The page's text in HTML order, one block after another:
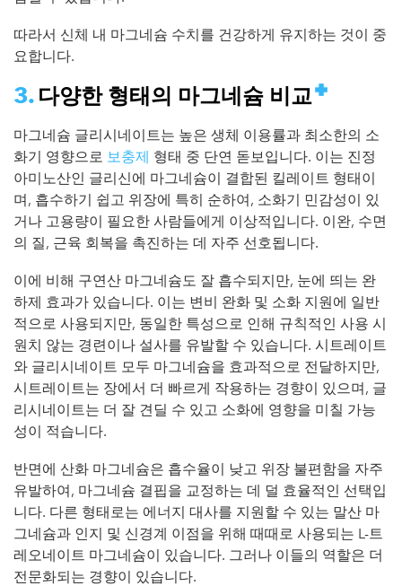
따라서 신체 내 마그네슘 수치를 건강하게 유지하는 것이 중
요합니다.
다양한 형태의 마그네슘 비교
마그네슘 글리시네이트는 높은 생체 이용률과 최소한의 소
화기 영향으로 보충제 형태 중 단연 돋보입니다. 이는 진정
아미노산인 글리신에 마그네슘이 결합된 킬레이트 형태이
며, 흡수하기 쉽고 위장에 특히 순하여, 소화기 민감성이 있
거나 고용량이 필요한 사람들에게 이상적입니다. 이완, 수면
의 질, 근육 회복을 촉진하는 데 자주 선호됩니다.
이에 비해 구연산 마그네슘도 잘 흡수되지만, 눈에 띄는 완
하제 효과가 있습니다. 이는 변비 완화 및 소화 지원에 일반
적으로 사용되지만, 동일한 특성으로 인해 규칙적인 사용 시
원치 않는 경련이나 설사를 유발할 수 있습니다. 시트레이트
와 글리시네이트 모두 마그네슘을 효과적으로 전달하지만,
시트레이트는 장에서 더 빠르게 작용하는 경향이 있으며, 글
리시네이트는 더 잘 견딜 수 있고 소화에 영향을 미칠 가능
성이 적습니다.
반면에 산화 마그네슘은 흡수율이 낮고 위장 불편함을 자주
유발하여, 마그네슘 결핍을 교정하는 데 덜 효율적인 선택입
니다. 다른 형태로는 에너지 대사를 지원할 수 있는 말산 마
그네슘과 인지 및 신경계 이점을 위해 때때로 사용되는 L-트
레오네이트 마그네슘이 있습니다. 그러나 이들의 역할은 더
전문화되는 경향이 있습니다.